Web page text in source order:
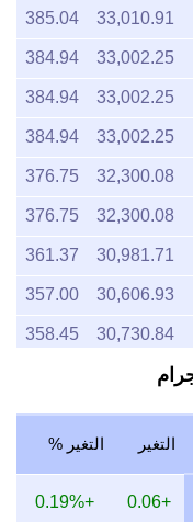
33,010.91
385.04
33,002.25
384.94
33,002.25
384.94
33,002.25
384.94
32,300.08
376.75
32,300.08
376.75
30,981.71
361.37
30,606.93
357.00
30,730.84
358.45
30,730.84
30,730.84
358.45
31,108.68
362.85
30,730.84
358.45
التغير التغير %
+0.06
+0.19%